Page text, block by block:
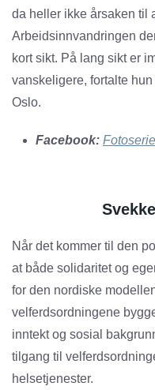
da heller ikke årsaken til
Arbeidsinnvandringen
kort sikt. På lang sikt er
vanskeligere, fortalte
Oslo.
Facebook:
Når det kommer til den
at både solidaritet og
for den nordiske
velferdsordningene
inntekt og sosial
tilgang til
helsetjenester.